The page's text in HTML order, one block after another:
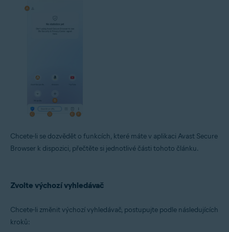
Chcete-li se dozvědět o funkcích, které máte v aplikaci Avast Secure
Browser k dispozici, přečtěte si jednotlivé části tohoto článku.
Zvolte výchozí vyhledávač
Chcete-li změnit výchozí vyhledávač, postupujte podle následujících
kroků: